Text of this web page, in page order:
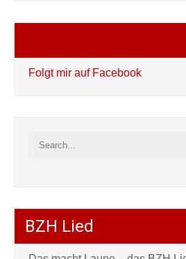
Folgt mir auf Facebook
BZH Lied